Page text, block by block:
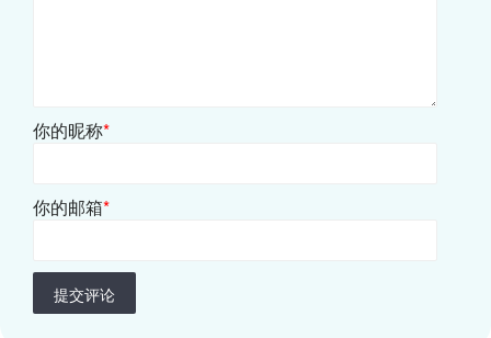
你的昵称*
你的邮箱*
提交评论